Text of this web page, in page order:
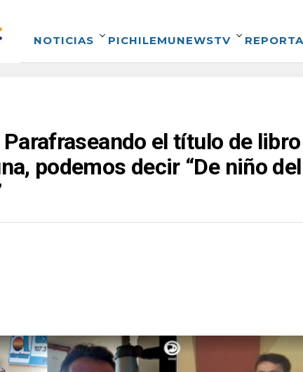
NOTICIAS PICHILEMUNEWSTV
el título de
podemos decir “De niño